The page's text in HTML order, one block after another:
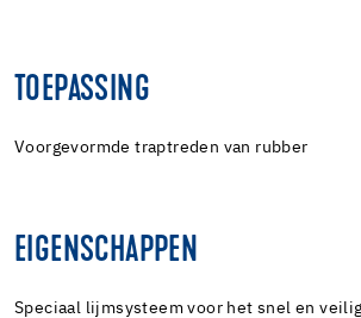
TOEPASSING
Voorgevormde traptreden van rubber
EIGENSCHAPPEN
Speciaal lijmsysteem voor het snel en